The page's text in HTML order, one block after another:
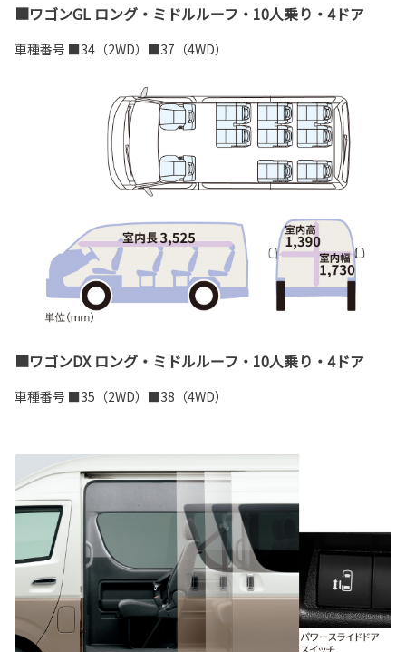
■ワゴンGL ロング・ミドルルーフ・10人乗り・4ドア
車種番号 ■34 （2WD）■37 （4WD）
■ワゴンDX ロング・ミドルルーフ・10人乗り・4ドア
車種番号 ■35 （2WD）■38 （4WD）